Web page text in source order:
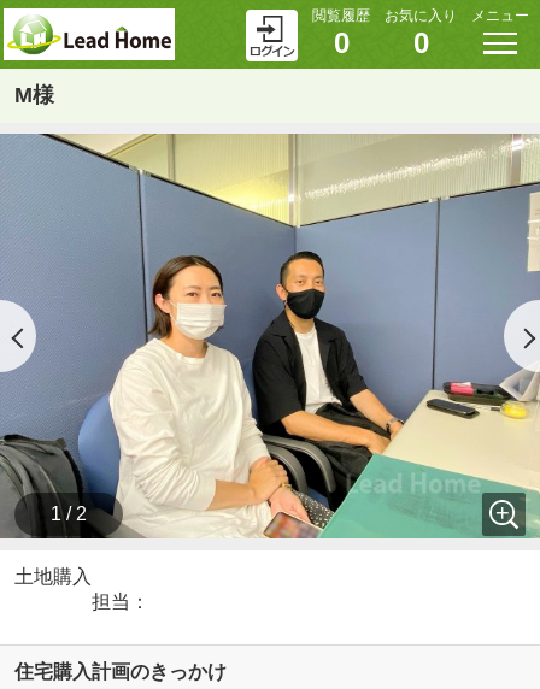
閲覧履歴
0
お気に入り
0
メニュー
M様
1 / 2
土地購入
担当：
住宅購入計画のきっかけ